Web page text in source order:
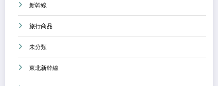
新幹線
旅行商品
未分類
東北新幹線